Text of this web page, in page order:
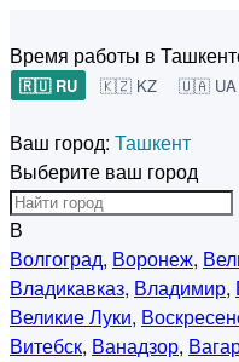
Время работы в
🇷🇺 RU 🇰🇿 KZ 🇺🇦 UA
Ваш город: Ташкент
Выберите ваш город
В
Волгоград, Воронеж,
Владикавказ, Владимир,
Великие Луки,
Витебск, Ванадзор,